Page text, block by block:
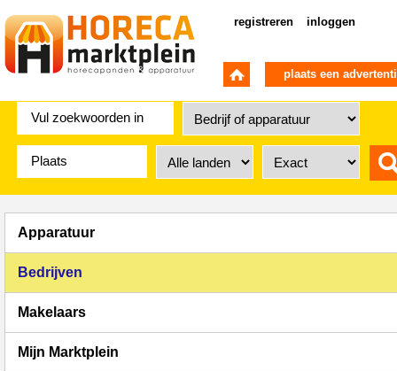
registreren inloggen
plaats een
Apparatuur
Bedrijven
Makelaars
Mijn Marktplein